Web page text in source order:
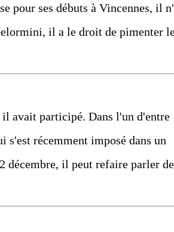
pour ses débuts à Vincennes, il
il a le droit de pimenter
avait participé. Dans l'un d'entre
récemment imposé dans un
décembre, il peut refaire parler de